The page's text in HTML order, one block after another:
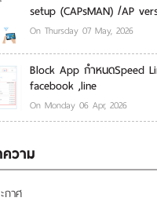
setup (CAPsMAN) /AP
On Thursday 07 May, 2026
Block App กำหนดSpeed
facebook ,line
On Monday 06 Apr, 2026
วาม
กาศ